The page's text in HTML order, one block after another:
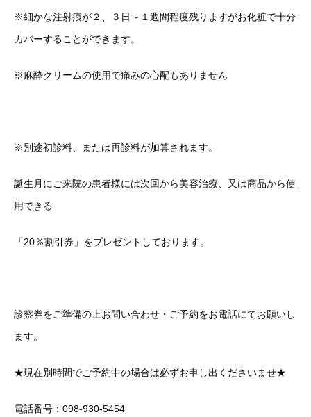
※細かな注射痕が２、３日～１週間程度残りますがお化粧で十分
カバーすることができます。
※麻酔クリームの使用で痛みの心配もありません
※別途初診料、または再診料が加算されます。
誕生月にご来院の患者様には次回から美容治療、又は商品から使
用できる
「20％割引券」をプレゼントしております。
診察券をご準備の上お問い合わせ・ご予約をお電話にてお願いし
ます。
★現在別時間でご予約中の場合は必ずお申し出くださいませ★
電話番号：098-930-5454